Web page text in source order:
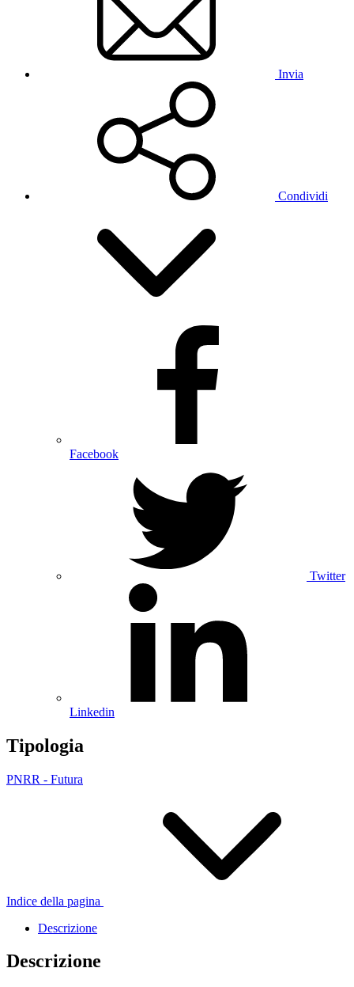
Invia
Condividi
Facebook
Twitter
Linkedin
Tipologia
PNRR - Futura
Indice della pagina
Descrizione
Descrizione